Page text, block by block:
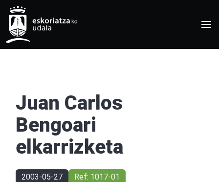
Juan Carlos
Bengoari
elkarrizketa
2003-05-27 Ref: 1017-01